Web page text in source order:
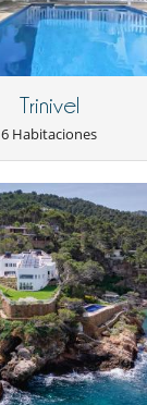
Trinivel
6 Habitaciones